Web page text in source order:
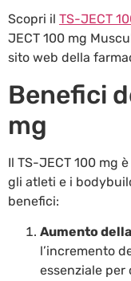
Scopri il TS-JECT
JECT 100 mg
sito web della
Benefici
mg
Il TS-JECT 100 mg
gli atleti e i
benefici:
Aumento
l’incremento
essenziale